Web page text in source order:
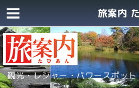
旅案内
観光・レジャー・パワースポッ